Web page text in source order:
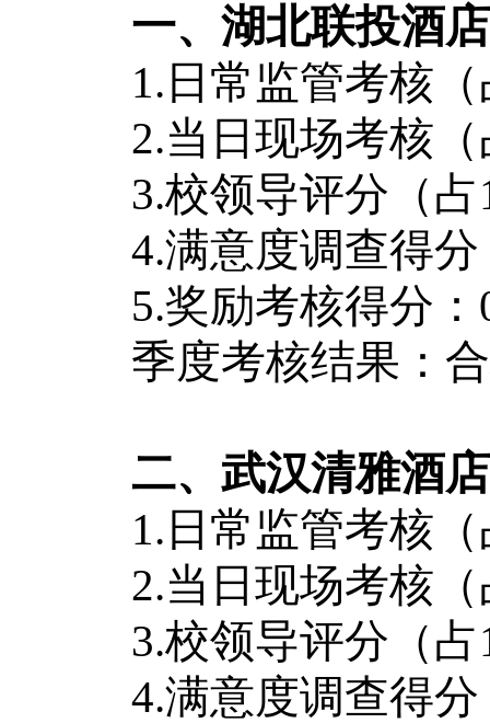
一、湖北联投酒
1.日常监管考核（
2.当日现场考核（
3.校领导评分（
4.满意度调查得
5.奖励考核得分：
季度考核结果：
二、武汉清雅酒
1.日常监管考核（
2.当日现场考核（
3.校领导评分（
4.满意度调查得